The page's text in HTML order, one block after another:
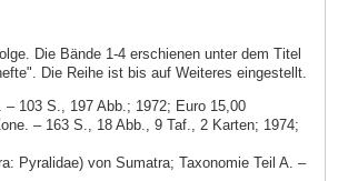
Die Bände 1-4 erschienen unter dem Titel
Die Reihe ist bis auf Weiteres eingestellt.
103 S., 197 Abb.; 1972; Euro 15,00
– 163 S., 18 Abb., 9 Taf., 2 Karten; 1974;
Pyralidae) von Sumatra; Taxonomie Teil A. –